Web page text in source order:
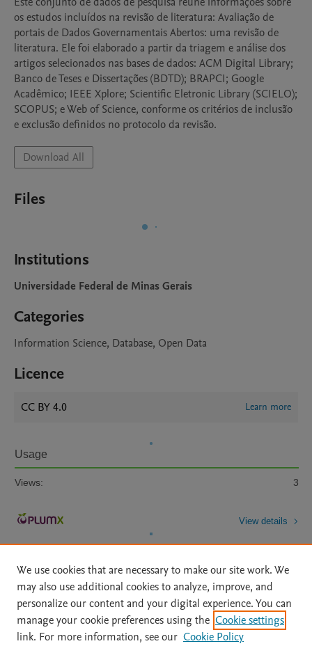
os estudos incluídos na revisão de literatura: Avaliação de
portais de Dados Governamentais Abertos: uma revisão de
literatura. Ele foi elaborado a partir da triagem e análise dos
artigos selecionados nas bases de dados: ACM Digital Library;
Banco de Teses e Dissertações (BDTD); BRAPCI; Google
Acadêmico; IEEE Xplore; Scientific Eletronic Library (SCIELO);
SCOPUS; e Web of Science, conforme os critérios de inclusão
Download All
Files
Institutions
Universidade Federal de Minas Gerais
Categories
Information Science, Database, Open Data
Licence
CC BY 4.0 Learn more
Usage
Views: 3
View details
Home | About | Accessibility Statement | Archive Policy
|
File Formats
| API Docs | OAI | Mission | Status Updates
We use cookies that are necessary to make our site work. We
may also use additional cookies to analyze, improve, and
personalize our content and your digital experience. You can
manage your cookie preferences using the Cookie settings
link. For more information, see our Cookie Policy